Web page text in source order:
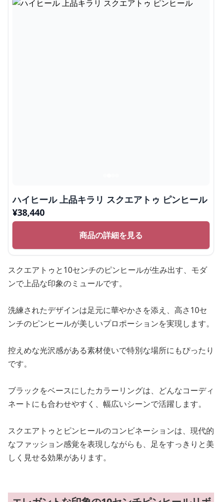
ハイヒール 上品キラリ スクエアトゥ ピンヒール
¥38,440
商品の詳細を見る
スクエアトゥと10センチのピンヒールが生み出す、モダ
ンで上品な印象のミュールです。
洗練されたデザインは足元に華やかさを添え、高さ10セ
ンチのピンヒールが美しいプロポーションを実現します。
控えめな光沢感がある素材使いで特別な場所にもぴったり
です。
ブラックをベースにしたカラーリングは、どんなコーディ
ネートにも合わせやすく、幅広いシーンで活躍します。
スクエアトゥとピンヒールのコンビネーションは、現代的
なファッション感覚を表現しながらも、足をすっきりと美
しく見せる効果があります。